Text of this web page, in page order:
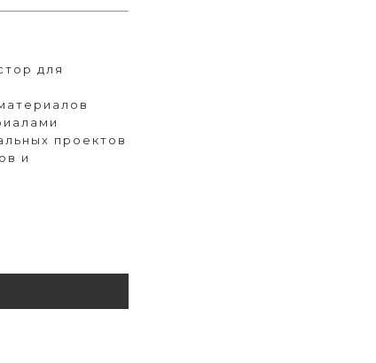
для
проектов
и